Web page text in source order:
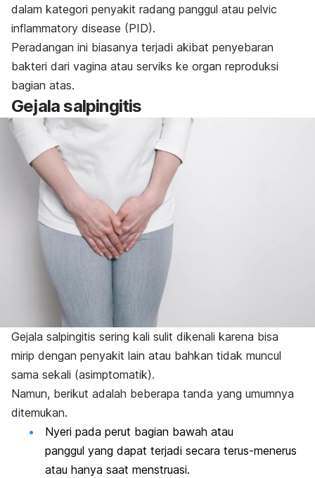
dalam kategori penyakit radang panggul atau pelvic
inflammatory disease (PID).
Peradangan ini biasanya terjadi akibat penyebaran
bakteri dari vagina atau serviks ke organ reproduksi
bagian atas.
Gejala salpingitis
Gejala salpingitis sering kali sulit dikenali karena bisa
mirip dengan penyakit lain atau bahkan tidak muncul
sama sekali (asimptomatik).
Namun, berikut adalah beberapa tanda yang umumnya
ditemukan.
Nyeri pada perut bagian bawah atau
panggul yang dapat terjadi secara terus-menerus
atau hanya saat menstruasi.